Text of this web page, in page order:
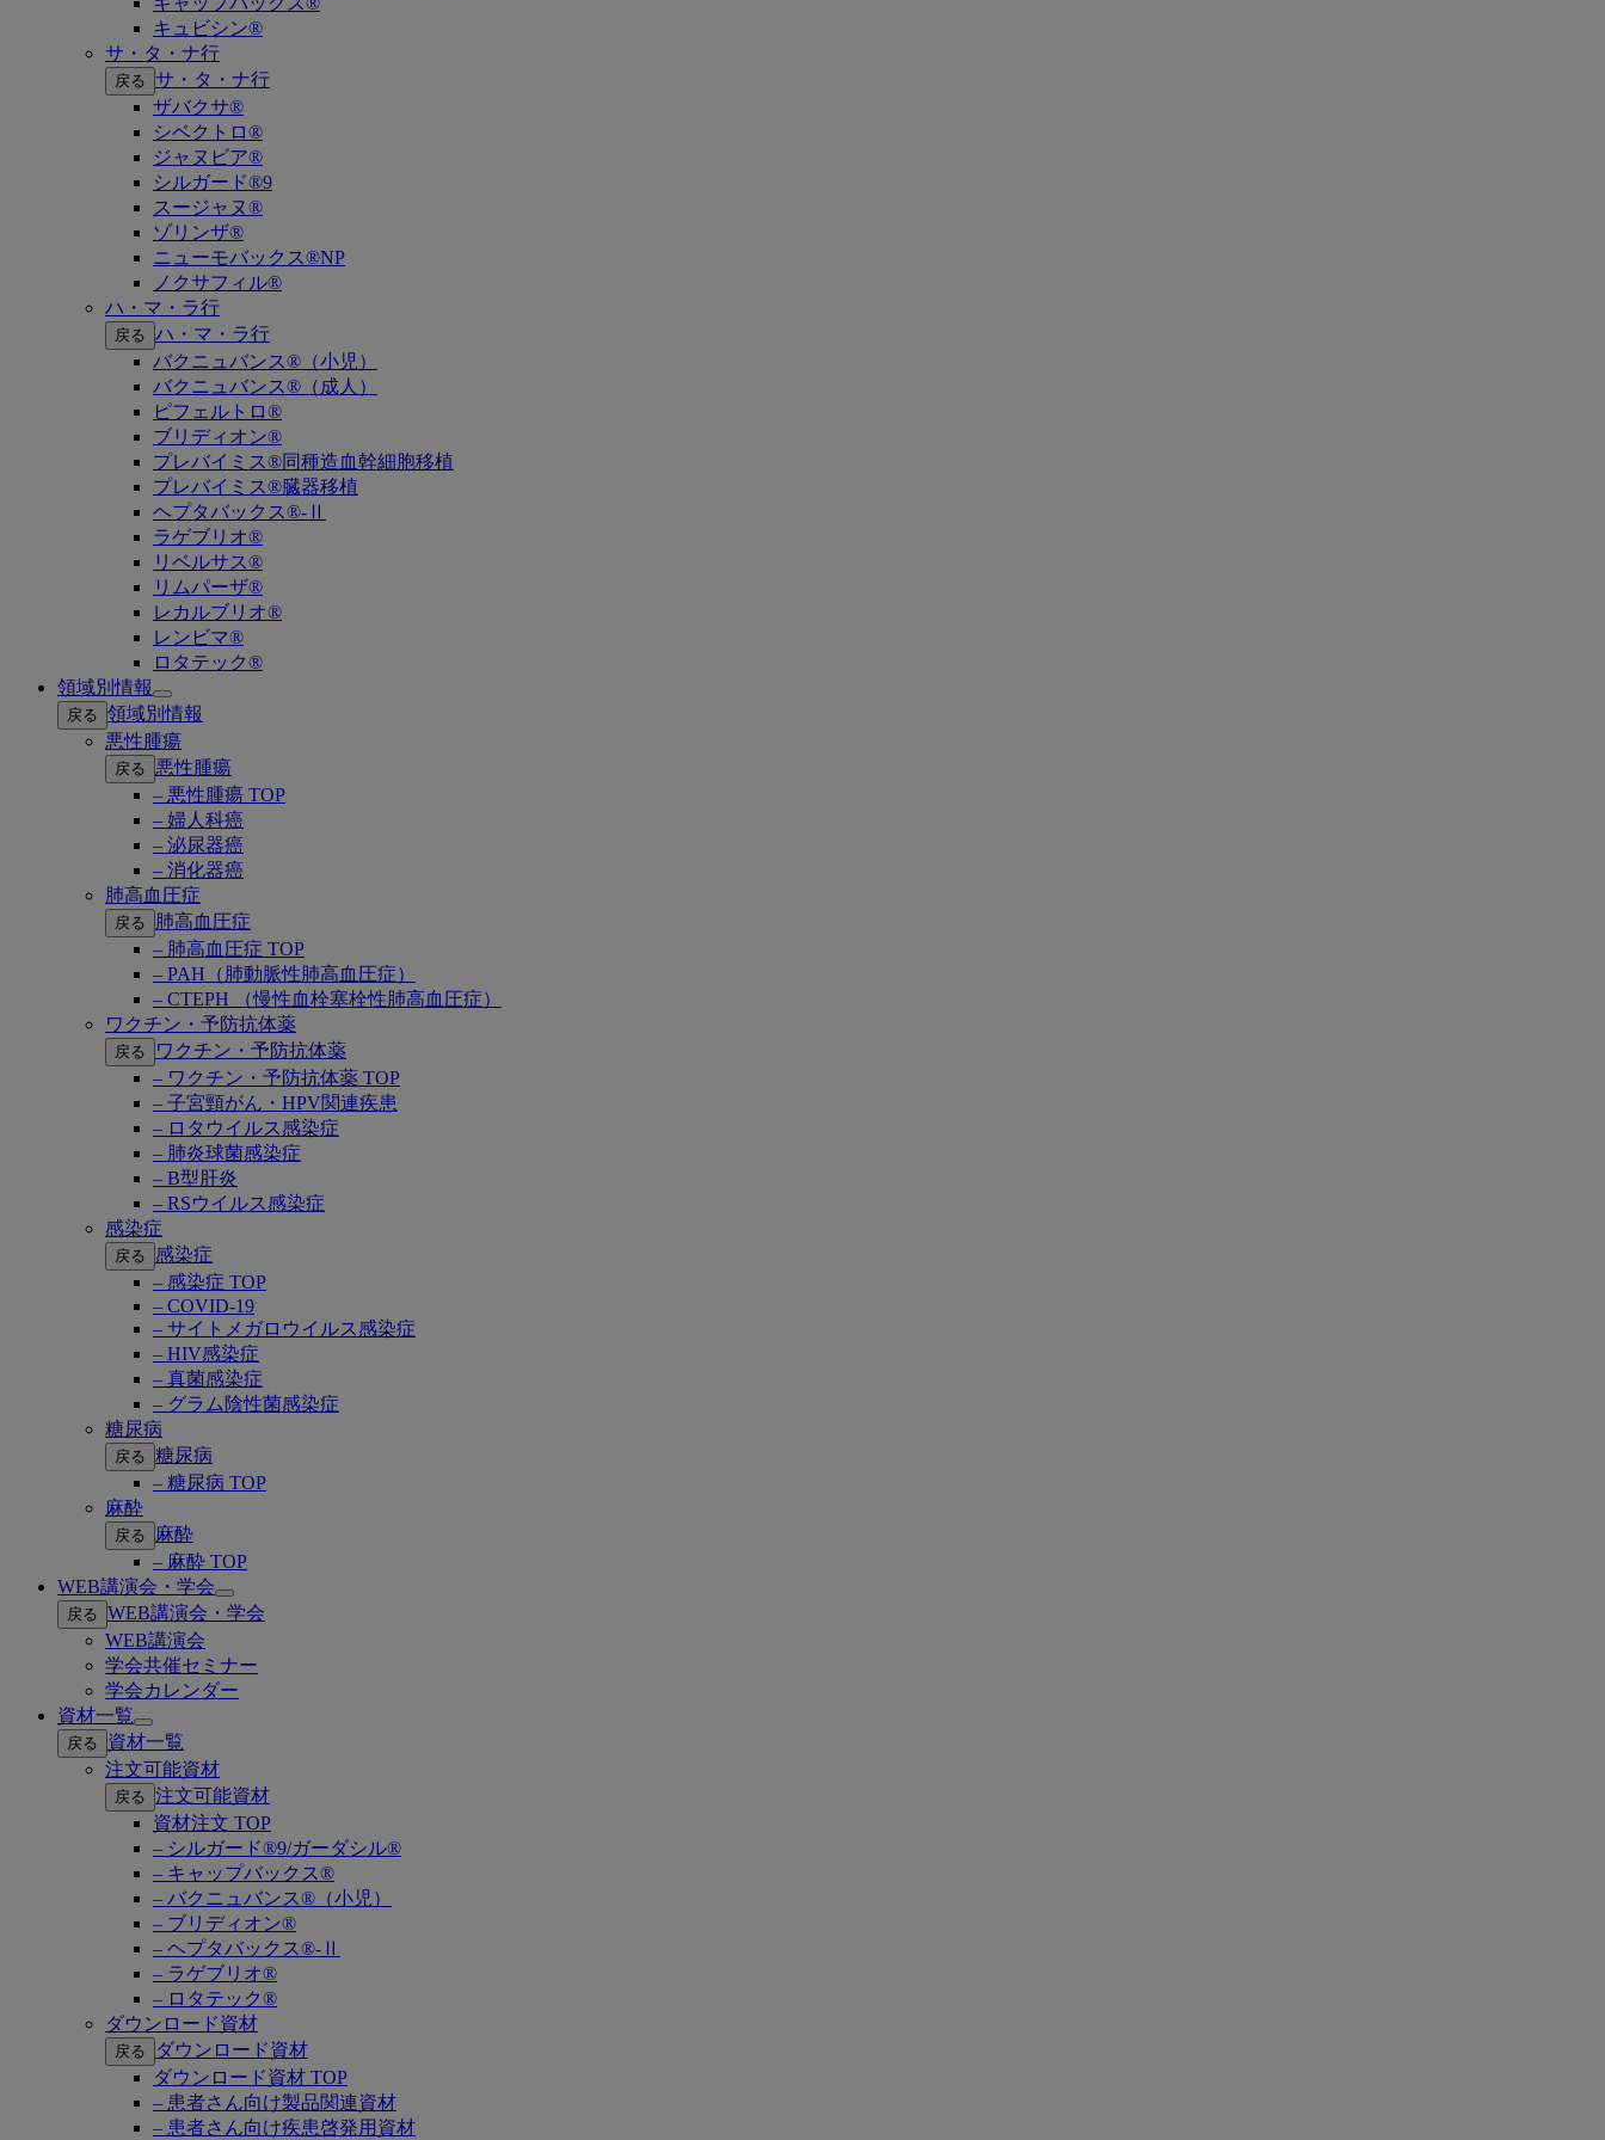
キュビシン®
サ・タ・ナ行
戻る サ・タ・ナ行
ザバクサ®
シベクトロ®
ジャヌビア®
シルガード®9
スージャヌ®
ゾリンザ®
ニューモバックス®NP
ノクサフィル®
ハ・マ・ラ行
戻る ハ・マ・ラ行
バクニュバンス®（小児）
バクニュバンス®（成人）
ピフェルトロ®
ブリディオン®
プレバイミス®同種造血幹細胞移植
プレバイミス®臓器移植
ヘプタバックス®-Ⅱ
ラゲブリオ®
リベルサス®
リムパーザ®
レカルブリオ®
レンビマ®
ロタテック®
領域別情報
Open
submenu
戻る 領域別情報
悪性腫瘍
戻る
悪性腫瘍
– 悪性腫瘍 TOP
– 婦人科癌
– 泌尿器癌
– 消化器癌
肺高血圧症
戻る
肺高血圧症
– 肺高血圧症 TOP
– PAH（肺動脈性肺高血圧症）
– CTEPH （慢性血栓塞栓性肺高血圧症）
ワクチン・予防抗体薬
戻る
ワクチン・予防抗体薬
– ワクチン・予防抗体薬 TOP
– 子宮頸がん・HPV関連疾患
– ロタウイルス感染症
– 肺炎球菌感染症
– B型肝炎
– RSウイルス感染症
感染症
戻る
感染症
– 感染症 TOP
– COVID-19
– サイトメガロウイルス感染症
– HIV感染症
– 真菌感染症
– グラム陰性菌感染症
糖尿病
戻る 糖尿病
– 糖尿病 TOP
麻酔
戻る
麻酔
– 麻酔 TOP
WEB講演会・学会
Open
submenu
戻る WEB講演会・学会
WEB講演会
学会共催セミナー
学会カレンダー
資材一覧
Open
submenu
戻る
資材一覧
注文可能資材
戻る 注文可能資材
資材注文 TOP
– シルガード®9/ガーダシル®
– キャップバックス®
– バクニュバンス®（小児）
– ブリディオン®
– ヘプタバックス®-Ⅱ
– ラゲブリオ®
– ロタテック®
ダウンロード資材
戻る
ダウンロード資材
ダウンロード資材 TOP
– 患者さん向け製品関連資材
– 患者さん向け疾患啓発用資材